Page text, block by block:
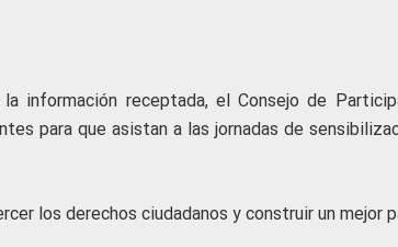
información receptada, el Consejo de
para que asistan a las jornadas de
los derechos ciudadanos y construir un mejor